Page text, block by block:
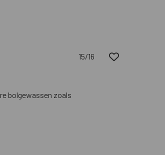
15/16
bolgewassen zoals